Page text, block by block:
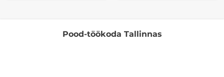
Pood-töökoda Tallinnas